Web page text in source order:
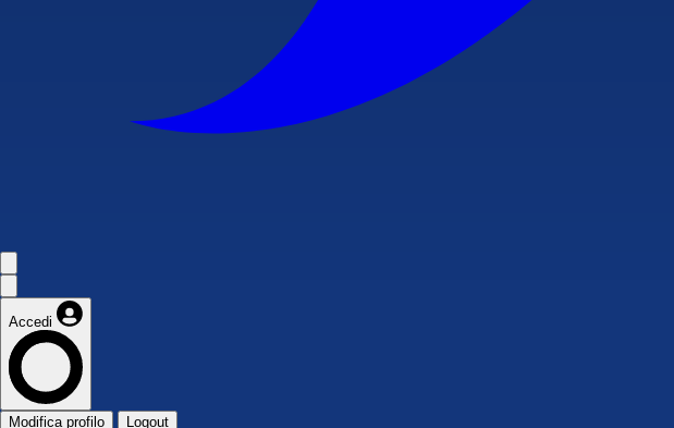
Accedi
Modifica profilo Logout